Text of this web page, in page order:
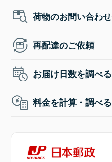
荷物のお問い合わせ
再配達のご依頼
お届け日数を調べる
料金を計算・調べる